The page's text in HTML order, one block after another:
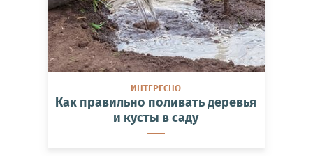
ИНТЕРЕСНО
Как правильно поливать деревья
и кусты в саду